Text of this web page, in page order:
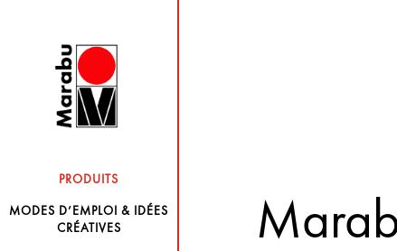
PRODUITS
MODES D’EMPLOI & IDÉES
CRÉATIVES